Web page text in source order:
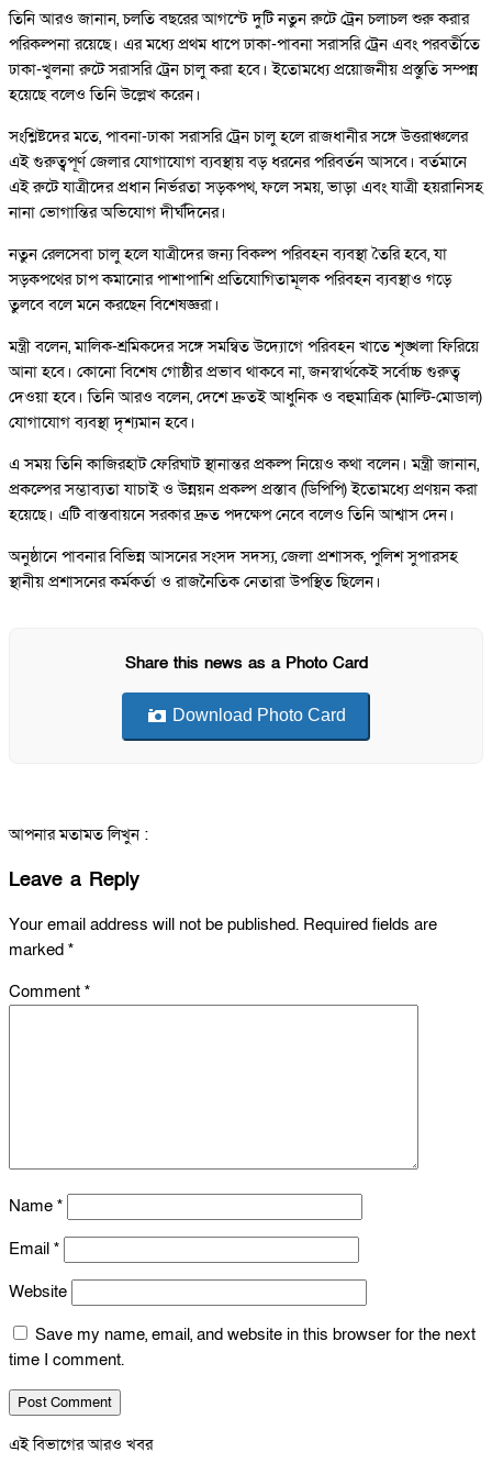
তিনি আরও জানান, চলতি বছরের আগস্টে দুটি নতুন রুটে ট্রেন চলাচল শুরু করার
পরিকল্পনা রয়েছে। এর মধ্যে প্রথম ধাপে ঢাকা-পাবনা সরাসরি ট্রেন এবং পরবর্তীতে
ঢাকা-খুলনা রুটে সরাসরি ট্রেন চালু করা হবে। ইতোমধ্যে প্রয়োজনীয় প্রস্তুতি সম্পন্ন
হয়েছে বলেও তিনি উল্লেখ করেন।
সংশ্লিষ্টদের মতে, পাবনা-ঢাকা সরাসরি ট্রেন চালু হলে রাজধানীর সঙ্গে উত্তরাঞ্চলের
এই গুরুত্বপূর্ণ জেলার যোগাযোগ ব্যবস্থায় বড় ধরনের পরিবর্তন আসবে। বর্তমানে
এই রুটে যাত্রীদের প্রধান নির্ভরতা সড়কপথ, ফলে সময়, ভাড়া এবং যাত্রী হয়রানিসহ
নানা ভোগান্তির অভিযোগ দীর্ঘদিনের।
নতুন রেলসেবা চালু হলে যাত্রীদের জন্য বিকল্প পরিবহন ব্যবস্থা তৈরি হবে, যা
সড়কপথের চাপ কমানোর পাশাপাশি প্রতিযোগিতামূলক পরিবহন ব্যবস্থাও গড়ে
তুলবে বলে মনে করছেন বিশেষজ্ঞরা।
মন্ত্রী বলেন, মালিক-শ্রমিকদের সঙ্গে সমন্বিত উদ্যোগে পরিবহন খাতে শৃঙ্খলা ফিরিয়ে
আনা হবে। কোনো বিশেষ গোষ্ঠীর প্রভাব থাকবে না, জনস্বার্থকেই সর্বোচ্চ গুরুত্ব
দেওয়া হবে। তিনি আরও বলেন, দেশে দ্রুতই আধুনিক ও বহুমাত্রিক (মাল্টি-মোডাল)
যোগাযোগ ব্যবস্থা দৃশ্যমান হবে।
এ সময় তিনি কাজিরহাট ফেরিঘাট স্থানান্তর প্রকল্প নিয়েও কথা বলেন। মন্ত্রী জানান,
প্রকল্পের সম্ভাব্যতা যাচাই ও উন্নয়ন প্রকল্প প্রস্তাব (ডিপিপি) ইতোমধ্যে প্রণয়ন করা
হয়েছে। এটি বাস্তবায়নে সরকার দ্রুত পদক্ষেপ নেবে বলেও তিনি আশ্বাস দেন।
অনুষ্ঠানে পাবনার বিভিন্ন আসনের সংসদ সদস্য, জেলা প্রশাসক, পুলিশ সুপারসহ
স্থানীয় প্রশাসনের কর্মকর্তা ও রাজনৈতিক নেতারা উপস্থিত ছিলেন।
Share this news as a Photo Card
Download Photo Card
আপনার মতামত লিখুন :
Leave a Reply
Your email address will not be published. Required fields are
marked *
Comment *
Name *
Email *
Website
Save my name, email, and website in this browser for the next
time I comment.
এই বিভাগের আরও খবর